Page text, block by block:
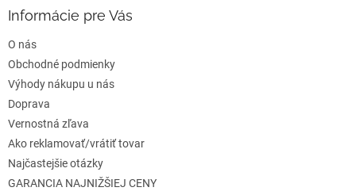
e
Informácie pre Vás
O nás
Obchodné podmienky
Výhody nákupu u nás
Doprava
Vernostná zľava
Ako reklamovať/vrátiť tovar
Najčastejšie otázky
GARANCIA NAJNIŽŠIEJ CENY